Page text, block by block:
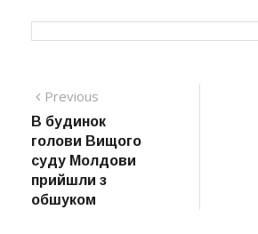
Навігація
записів
Previous
post:
В будинок
голови Вищого
суду Молдови
прийшли з
обшуком